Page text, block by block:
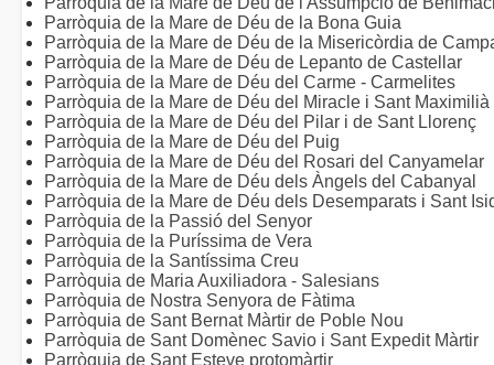
Parròquia de la Mare de Déu de la Bona Guia
Parròquia de la Mare de Déu de la Misericòrdia de
Parròquia de la Mare de Déu de Lepanto de Castellar
Parròquia de la Mare de Déu del Carme - Carmelites
Parròquia de la Mare de Déu del Miracle i Sant
Parròquia de la Mare de Déu del Pilar i de Sant Llorenç
Parròquia de la Mare de Déu del Puig
Parròquia de la Mare de Déu del Rosari del Canyamelar
Parròquia de la Mare de Déu dels Àngels del Cabanyal
Parròquia de la Mare de Déu dels Desemparats i Sant
Parròquia de la Passió del Senyor
Parròquia de la Puríssima de Vera
Parròquia de la Santíssima Creu
Parròquia de Maria Auxiliadora - Salesians
Parròquia de Nostra Senyora de Fàtima
Parròquia de Sant Bernat Màrtir de Poble Nou
Parròquia de Sant Domènec Savio i Sant Expedit Màrtir
Parròquia de Sant Esteve protomàrtir